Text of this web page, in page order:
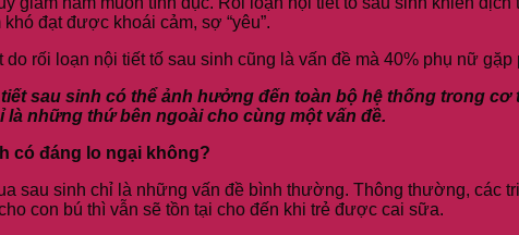
đạt được khoái cảm, sợ “yêu”.
do rối loạn nội tiết tố sau sinh cũng là vấn đề mà 40% phụ nữ gặp
sau sinh có thể ảnh hưởng đến toàn bộ hệ thống trong
những thứ bên ngoài cho cùng một vấn đề.
có đáng lo ngại không?
sau sinh chỉ là những vấn đề bình thường. Thông thường, các
con bú thì vẫn sẽ tồn tại cho đến khi trẻ được cai sữa.